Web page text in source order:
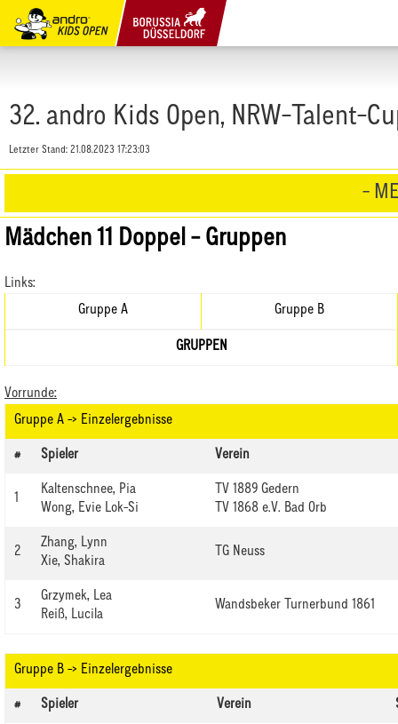
32. andro Kids Open, NRW-Talent-
Letzter Stand: 21.08.2023 17:23:03
-
Mädchen 11 Doppel - Gruppen
Links:
Gruppe A
Gruppe B
GRUPPEN
Vorrunde:
Gruppe A -> Einzelergebnisse
# Spieler Verein
1
Kaltenschnee, Pia
Wong, Evie Lok-Si
TV 1889 Gedern
TV 1868 e.V. Bad Orb
2
Zhang, Lynn
Xie, Shakira
TG Neuss
3
Grzymek, Lea
Reiß, Lucila
Wandsbeker Turnerbund 1861
Gruppe B -> Einzelergebnisse
# Spieler Verein